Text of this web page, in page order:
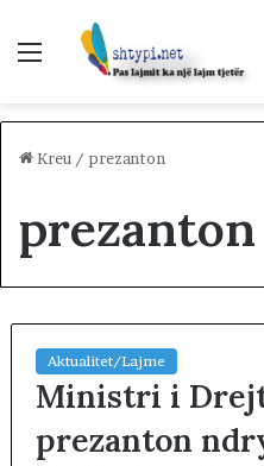
Menu
Kreu / prezanton
prezanton
Aktualitet/Lajme
Ministri i
prezanton